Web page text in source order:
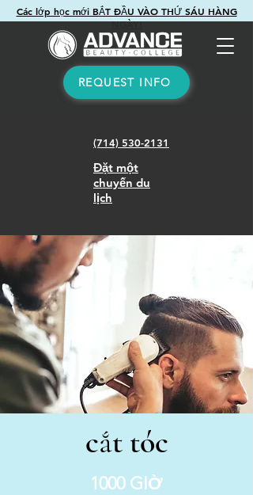
Các lớp học mới BẮT ĐẦU VÀO THỨ SÁU HÀNG
NGÀY!
REQUEST INFO
(714) 530-2131
Đặt một
chuyến du
lịch
cắt tóc
1000 GIỜ